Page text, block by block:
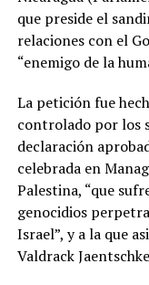
que preside el
relaciones con el
“enemigo de la
La petición fue
controlado por los
declaración
celebrada en
Palestina, “que
genocidios
Israel”, y a la que
Valdrack